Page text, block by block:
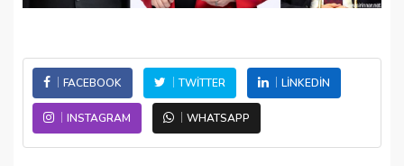
FACEBOOK TWITTER LINKEDIN
INSTAGRAM WHATSAPP